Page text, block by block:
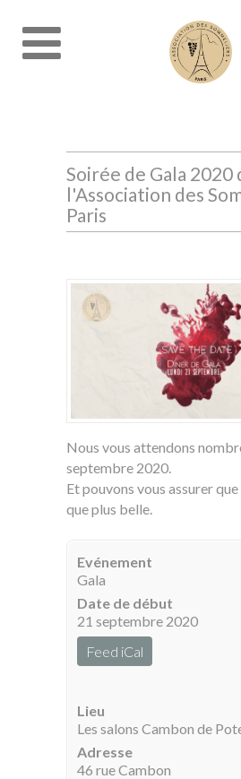
Soirée de Gala 2020
l'Association des
Paris
Nous vous attendons
septembre 2020.
Et pouvons vous assurer que
que plus belle.
Evénement
Gala
Date de début
21 septembre 2020
Feed iCal
Lieu
Les salons Cambon de
Adresse
46 rue Cambon